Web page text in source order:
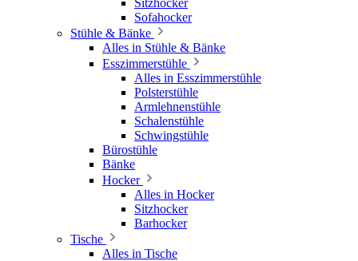
Sitzhocker
Sofahocker
Stühle & Bänke
Alles in Stühle & Bänke
Esszimmerstühle
Alles in Esszimmerstühle
Polsterstühle
Armlehnenstühle
Schalenstühle
Schwingstühle
Bürostühle
Bänke
Hocker
Alles in Hocker
Sitzhocker
Barhocker
Tische
Alles in Tische